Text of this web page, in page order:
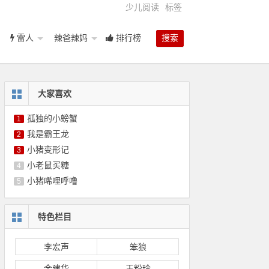
少儿阅读 标签
搜索
雷人 辣爸辣妈 排行榜
大家喜欢
1 孤独的小螃蟹
2 我是霸王龙
3 小猪变形记
4 小老鼠买糖
5 小猪唏哩呼噜
特色栏目
李宏声 笨狼